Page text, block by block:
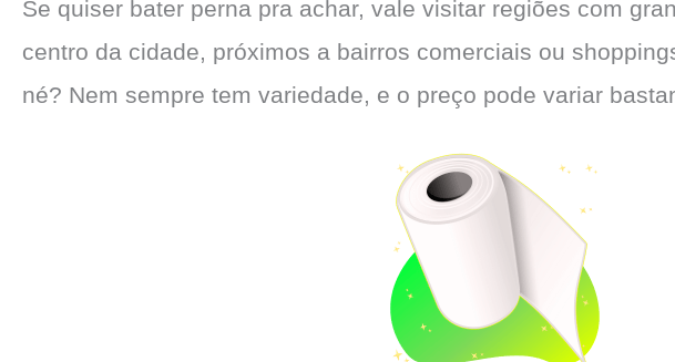
Se quiser bater perna pra achar, vale visitar regiões com
centro da cidade, próximos a bairros comerciais ou
né? Nem sempre tem variedade, e o preço pode variar